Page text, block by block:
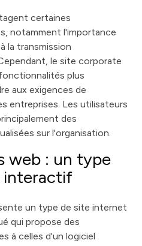
certaines
notamment l'importance
la transmission
le site corporate
plus
aux exigences de
entreprises. Les utilisateurs
des
sur l'organisation.
web : un type
interactif
un type de site internet
qui propose des
à celles d'un logiciel